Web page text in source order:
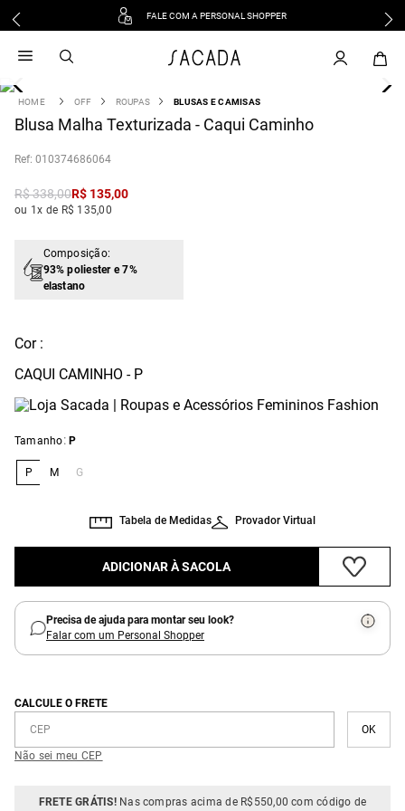
FALE COM A PERSONAL SHOPPER
OFF ROUPAS BLUSAS E CAMISAS
Blusa Malha Texturizada - Caqui Caminho
: 010374686064
R$338,00R$ 135,00
ou 1x de R$ 135,00
Composição:
93% poliester e 7%
elastano
Cor :
CAQUI CAMINHO - P
Tamanho: P
P M G
Provador Virtual
Tabela de Medidas
ADICIONAR À SACOLA
Precisa de ajuda para montar seu look?
Falar com um Personal Shopper
CALCULE O FRETE
Não sei meu CEP
FRETE GRÁTIS!Nas compras acima de R$550,00 com código de
vestido
3 º blusa
º vestido longo
º macacão
jeans
º vestido curto